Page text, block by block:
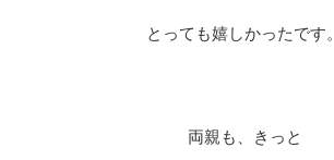
とっても嬉しかったです。
両親も、きっと